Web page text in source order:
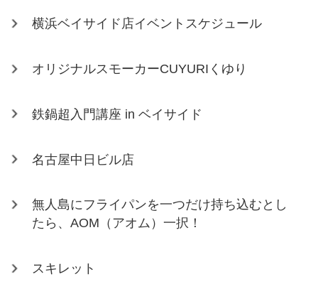
横浜ベイサイド店イベントスケジュール
オリジナルスモーカーCUYURIくゆり
鉄鍋超入門講座 in ベイサイド
名古屋中日ビル店
無人島にフライパンを一つだけ持ち込むとし
たら、AOM（アオム）一択！
スキレット